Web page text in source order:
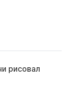
рисовал